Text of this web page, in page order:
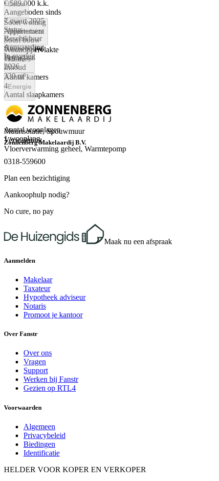
€ 589.000 k.k.
Aangeboden sinds
7 maart 2025
Status
Beschikbaar
Aanvaarding
In overleg
Bouw
Soort woning
Appartement
Soort bouw
Nieuwbouw
Bouwjaar
2026
Oppervlakte
Woonoppervlakte
110 m²
Inhoud
330 m³
Kamers
Aantal kamers
4
Aantal slaapkamers
3
Aantal badkamers
1 badkamer en 1 apart toilet
Aantal woonlagen
1 woonlaag
Energie
Energielabel
A++
Isolatie
Muurisolatie, Spouwmuur
Verwarming
Vloerverwarming geheel, Warmtepomp
Zonnenberg Makelaardij B.V.
0318-559600
Plan een bezichtiging
Aankoophulp nodig?
No cure, no pay
Maak nu een afspraak
Aanmelden
Makelaar
Taxateur
Hypotheek adviseur
Notaris
Promoot je kantoor
Over Fanstr
Over ons
Vragen
Support
Werken bij Fanstr
Gezien op RTL4
Voorwaarden
Algemeen
Privacybeleid
Biedingen
Identificatie
HELDER VOOR KOPER EN VERKOPER